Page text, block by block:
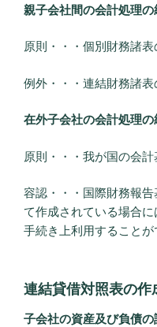
親子会社間の会計処理の
原則・・・個別財務諸
例外・・・連結財務諸
在外子会社の会計処理の
原則・・・我が国の会
容認・・・国際財務報
て作成されている場合
手続き上利用することが
連結貸借対照表の作
子会社の資産及び負債